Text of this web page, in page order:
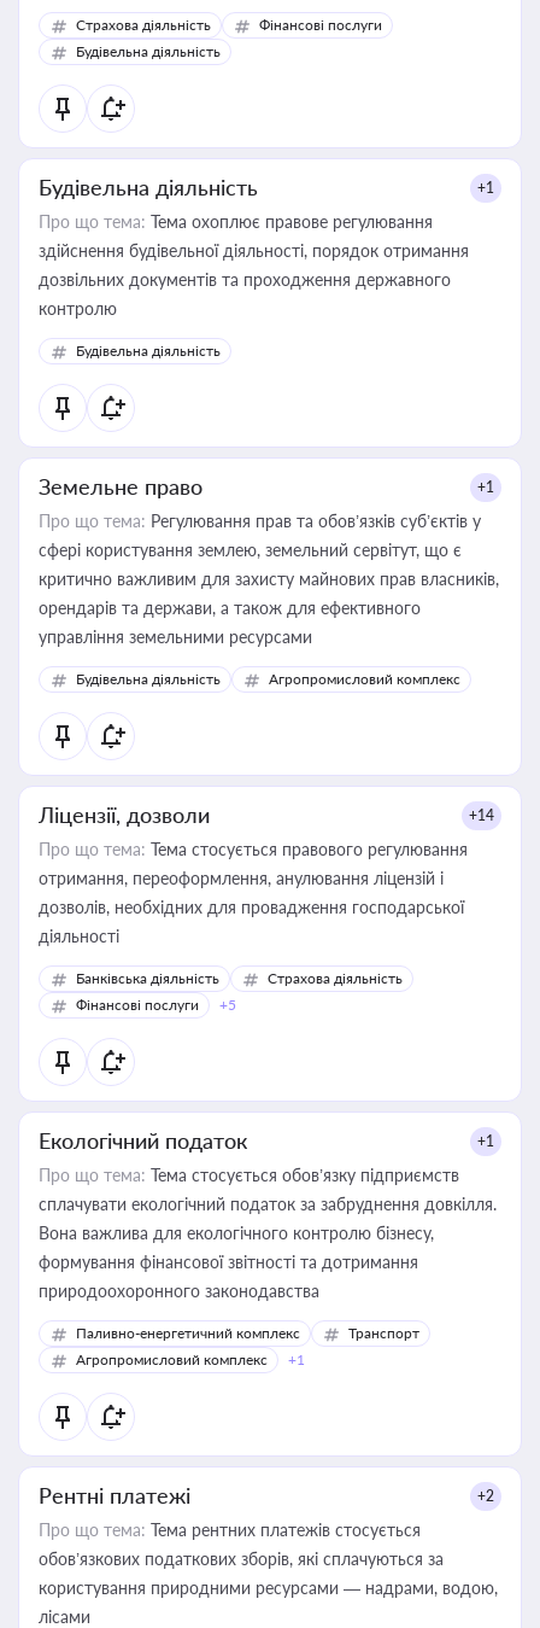
корисне для власника бізнесу, керівника, юриста або
бухгалтера під час оподаткування, приватизації, оренди
державного майна, корпоративних угод і перевірки
статусу суб'єктів оціночної діяльності
Страхова діяльність
Фінансові послуги
Будівельна діяльність
Будівельна діяльність +1
Про що тема: Тема охоплює правове регулювання
здійснення будівельної діяльності, порядок отримання
дозвільних документів та проходження державного
контролю
Будівельна діяльність
Земельне право +1
Про що тема: Регулювання прав та обов’язків суб’єктів у
сфері користування землею, земельний сервітут, що є
критично важливим для захисту майнових прав власників,
орендарів та держави, а також для ефективного
управління земельними ресурсами
Будівельна діяльність Агропромисловий комплекс
Ліцензії, дозволи +14
Про що тема: Тема стосується правового регулювання
отримання, переоформлення, анулювання ліцензій і
дозволів, необхідних для провадження господарської
діяльності
Банківська діяльність
Страхова діяльність
Фінансові послуги
+5
Екологічний податок +1
Про що тема: Тема стосується обов’язку підприємств
сплачувати екологічний податок за забруднення довкілля.
Вона важлива для екологічного контролю бізнесу,
формування фінансової звітності та дотримання
природоохоронного законодавства
Паливно-енергетичний комплекс
Транспорт
Агропромисловий комплекс
+1
Рентні платежі +2
Про що тема: Тема рентних платежів стосується
обов’язкових податкових зборів, які сплачуються за
користування природними ресурсами — надрами, водою,
лісами